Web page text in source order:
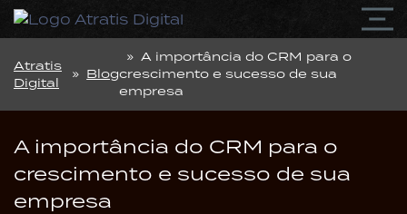
Atratis
Digital
» Blog
» A importância do CRM para o
crescimento e sucesso de sua
empresa
A importância do CRM para o
crescimento e sucesso de sua
empresa